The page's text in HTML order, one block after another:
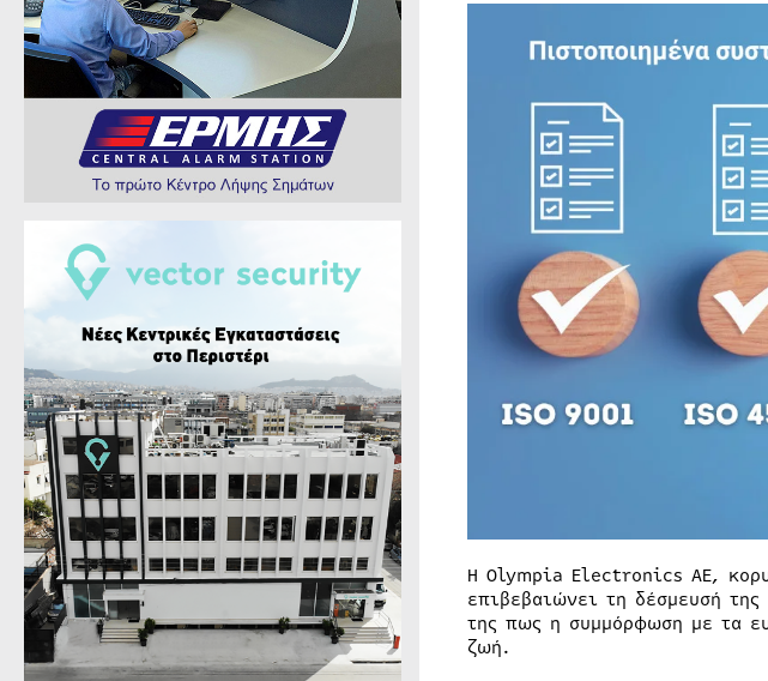
Η Olympia Electronics AE,
επιβεβαιώνει τη δέσμευσή
της πως η συμμόρφωση με τα
ζωή.